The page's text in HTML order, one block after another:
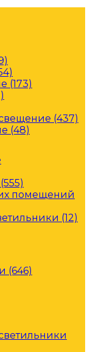
(173)
(437)
(48)
помещений
(12)
(646)